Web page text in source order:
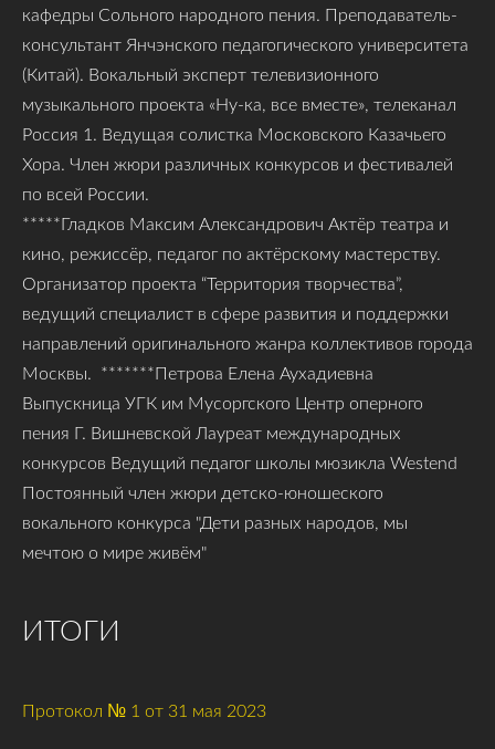
кафедры Сольного народного пения. Преподаватель-
консультант Янчэнского педагогического университета
(Китай). Вокальный эксперт телевизионного
музыкального проекта «Ну-ка, все вместе», телеканал
Россия 1. Ведущая солистка Московского Казачьего
Хора. Член жюри различных конкурсов и фестивалей
по всей России.
*****Гладков Максим Александрович Актёр театра и
кино, режиссёр, педагог по актёрскому мастерству.
Организатор проекта “Территория творчества”,
ведущий специалист в сфере развития и поддержки
направлений оригинального жанра коллективов города
Москвы. *******Петрова Елена Аухадиевна
Выпускница УГК им Мусоргского Центр оперного
пения Г. Вишневской Лауреат международных
конкурсов Ведущий педагог школы мюзикла Westend
Постоянный член жюри детско-юношеского
вокального конкурса "Дети разных народов, мы
мечтою о мире живём"
ИТОГИ
Протокол № 1 от 31 мая 2023